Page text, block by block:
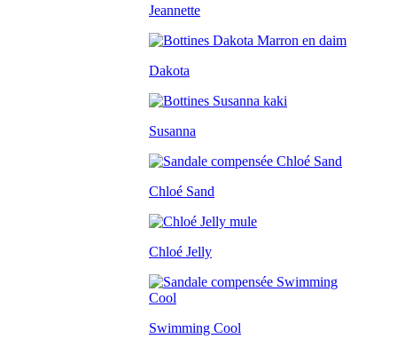
Jeannette
Dakota
Susanna
Chloé Sand
Chloé Jelly
Swimming Cool